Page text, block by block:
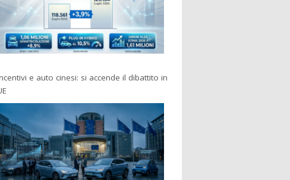
e auto cinesi: si accende il dibattito in